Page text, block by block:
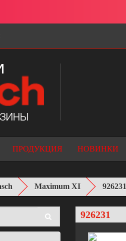
ПРОДУКЦИЯ НОВИНКИ
Maximum XI 926231
926231